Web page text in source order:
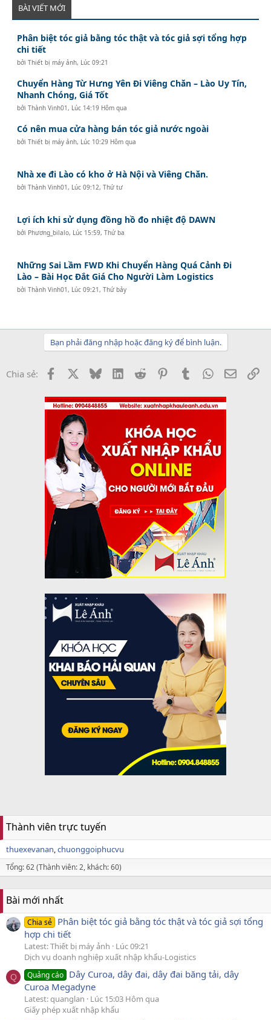
BÀI VIẾT MỚI
Phân biệt tóc giả bằng tóc thật và tóc giả sợi tổng hợp
chi tiết
bởiThiết bị máy ảnh, Lúc 09:21
Chuyển Hàng Từ Hưng Yên Đi Viêng Chăn – Lào Uy Tín,
Nhanh Chóng, Giá Tốt
bởiThành Vinh01 , Lúc 14:19 Hôm qua
Có nên mua cửa hàng bán tóc giả nước ngoài
bởiThiết bị máy ảnh, Lúc 10:29 Hôm qua
Nhà xe đi Lào có kho ở Hà Nội và Viêng Chăn.
bởiThành Vinh01 , Lúc 09:12, Thứ tư
Lợi ích khi sử dụng đồng hồ đo nhiệt độ DAWN
bởi Phương_bilalo, Lúc 15:59, Thứ ba
Những Sai Lầm FWD Khi Chuyển Hàng Quá Cảnh Đi
Lào – Bài Học Đắt Giá Cho Người Làm Logistics
bởiThành Vinh01 , Lúc 09:21, Thứ bảy
Bạn phải đăng nhập hoặc đăng ký để bình luận.
Chia sẻ: Facebook BlueskyLinkedInReddit PinterestTumblrWhatsApp
Email
Thành viên trực tuyến
thuexevanan chuonggoiphucvu
Tổng: 62 (Thành viên: 2, khách: 60)
Bài mới nhất
Chia sẻ Phân biệt tóc giả bằng tóc thật và tóc giả sợi tổng
hợp chi tiết
Latest: Thiết bị máy ảnh
Lúc 09:21
Dịch vụ doanh nghiệp xuất nhập khẩu-Logistics
Q Quảng cáo Dây Curoa, dây đai, dây đai băng tải, dây
Curoa Megadyne
Latest: quanglan
Lúc 15:03 Hôm qua
Giấy phép xuất nhập khẩu